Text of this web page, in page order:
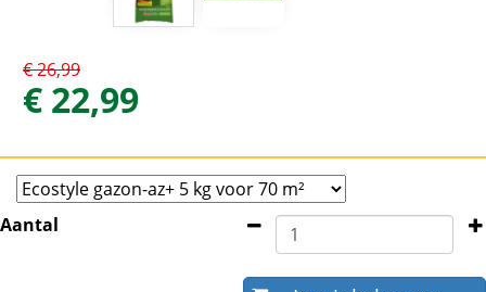
€26,99
€ 22,99
Aantal